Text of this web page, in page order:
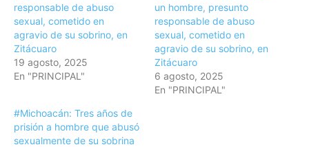
responsable de abuso
sexual, cometido en
agravio de su sobrino, en
Zitácuaro
19 agosto, 2025
En "PRINCIPAL"
un hombre, presunto
responsable de abuso
sexual, cometido en
agravio de su sobrino, en
Zitácuaro
6 agosto, 2025
En "PRINCIPAL"
#Michoacán: Tres años de
prisión a hombre que abusó
sexualmente de su sobrina